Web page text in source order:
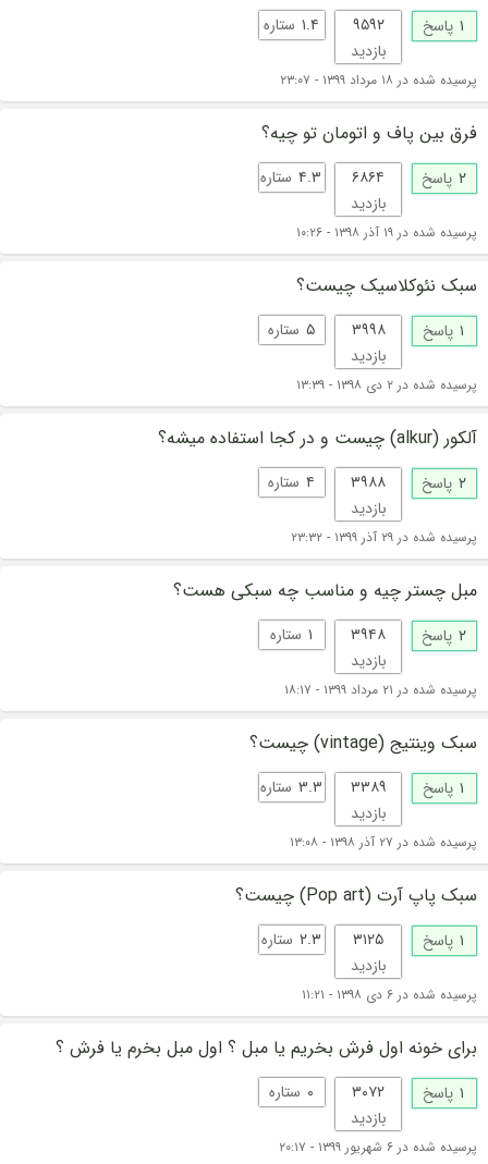
پاسخ
۹۵۹۲
بازدید
۱.۴ ستاره
پرسیده شده در ۱۸ مرداد ۱۳۹۹ - ۲۳:۰۷
فرق بین پاف و اتومان تو چیه؟
پاسخ
۶۸۶۴
بازدید
۴.۳ ستاره
پرسیده شده در ۱۹ آذر ۱۳۹۸ - ۱۰:۲۶
سبک نئوکلاسیک چیست؟
پاسخ
۳۹۹۸
بازدید
ستاره
پرسیده شده در ۲ دی ۱۳۹۸ - ۱۳:۳۹
آلکور (alkur) چیست و در کجا استفاده میشه؟
پاسخ
۳۹۸۸
بازدید
ستاره
پرسیده شده در ۲۹ آذر ۱۳۹۹ - ۲۳:۳۲
مبل چستر چیه و مناسب چه سبکی هست؟
پاسخ
۳۹۴۸
بازدید
ستاره
پرسیده شده در ۲۱ مرداد ۱۳۹۹ - ۱۸:۱۷
سبک وینتیج (vintage) چیست؟
پاسخ
۳۳۸۹
بازدید
۳.۳ ستاره
پرسیده شده در ۲۷ آذر ۱۳۹۸ - ۱۳:۰۸
سبک پاپ آرت (Pop art) چیست؟
پاسخ
۳۱۲۵
بازدید
۲.۳ ستاره
پرسیده شده در ۶ دی ۱۳۹۸ - ۱۱:۲۱
برای خونه اول فرش بخریم یا مبل ؟ اول مبل بخرم یا فرش ؟
پاسخ
۳۰۷۲
بازدید
ستاره
پرسیده شده در ۶ شهریور ۱۳۹۹ - ۲۰:۱۷